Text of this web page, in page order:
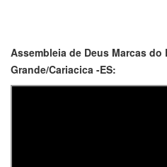
Assembleia de Deus Marcas do
Grande/Cariacica -ES: